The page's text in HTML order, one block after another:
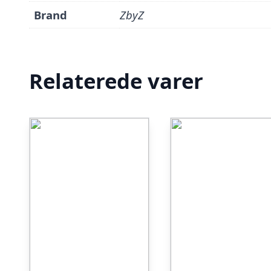
Brand ZbyZ
Relaterede varer